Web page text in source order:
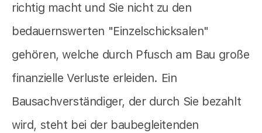
richtig macht und Sie nicht zu den
bedauernswerten "Einzelschicksalen"
gehören, welche durch Pfusch am Bau große
finanzielle Verluste erleiden. Ein
Bausachverständiger, der durch Sie bezahlt
wird, steht bei der baubegleitenden